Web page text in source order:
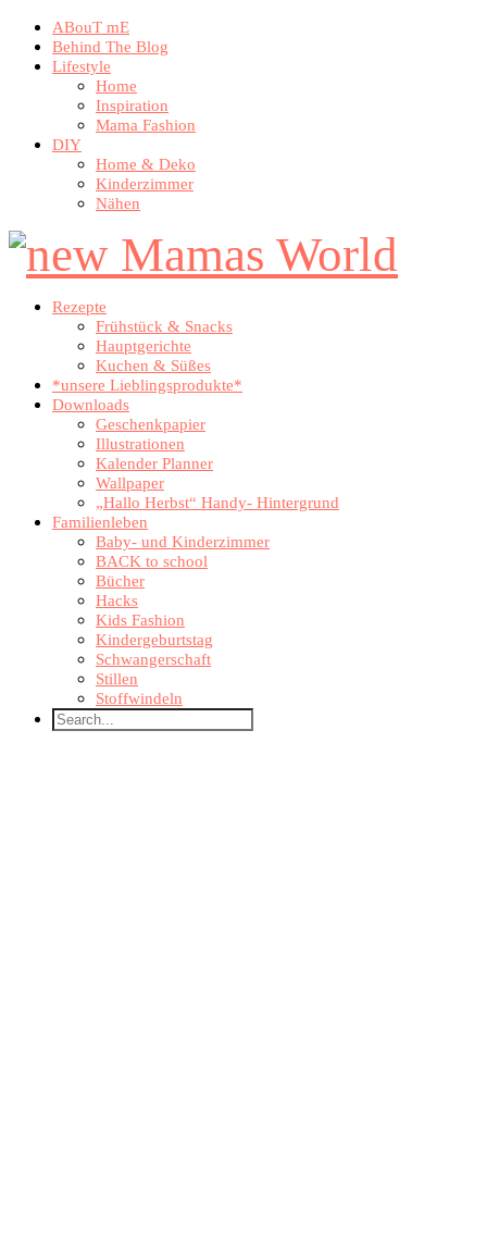
ABouT mE
Behind The Blog
Lifestyle
Home
Inspiration
Mama Fashion
DIY
Home & Deko
Kinderzimmer
Nähen
Rezepte
Frühstück & Snacks
Hauptgerichte
Kuchen & Süßes
*unsere Lieblingsprodukte*
Downloads
Geschenkpapier
Illustrationen
Kalender Planner
Wallpaper
„Hallo Herbst“ Handy- Hintergrund
Familienleben
Baby- und Kinderzimmer
BACK to school
Bücher
Hacks
Kids Fashion
Kindergeburtstag
Schwangerschaft
Stillen
Stoffwindeln